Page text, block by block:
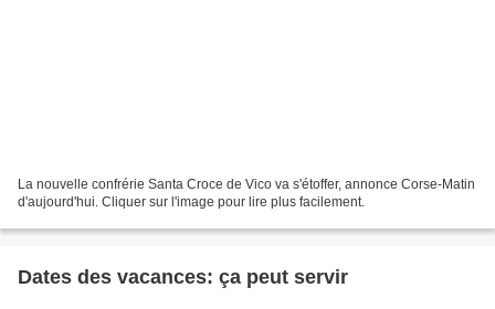
La nouvelle confrérie Santa Croce de Vico va s'étoffer, annonce Corse-Matin
d'aujourd'hui. Cliquer sur l'image pour lire plus facilement.
Dates des vacances: ça peut servir